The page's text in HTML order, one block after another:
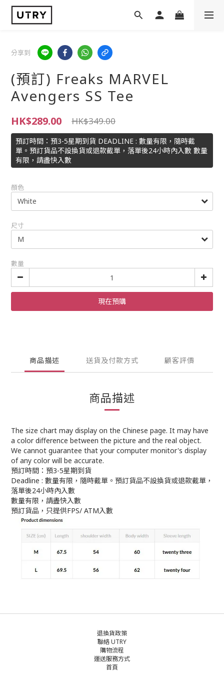
分享到
(預訂) Freaks MARVEL
Avengers SS Tee
HK$289.00 HK$349.00
預訂時間：預3-5星期到貨 DEADLINE : 數量有限，隨時截
單。預訂貨品不設換貨或退款截單，落單後24小時內入數 數量
有限，請盡快入數
顏色
尺寸
數量
現在預購
商品描述 送貨及付款方式 顧客評價
商品描述
The size chart may display on the Chinese page. It may have
a color difference between the picture and the real object.
We cannot guarantee that your computer monitor's display
of any color will be accurate.
預訂時間：預3-5星期到貨
Deadline : 數量有限，隨時截單。預訂貨品不設換貨或退款截單，
落單後24小時內入數
數量有限，請盡快入數
預訂貨品，只提供FPS/ ATM入數
退換貨政策
聯絡 UTRY
購物流程
運送服務方式
首頁